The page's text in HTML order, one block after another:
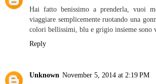
Hai fatto benissimo a prenderla, vuoi
viaggiare semplicemente ruotando una
colori bellissimi, blu e grigio insieme sono
Reply
Unknown November 5, 2014 at 2:19 PM